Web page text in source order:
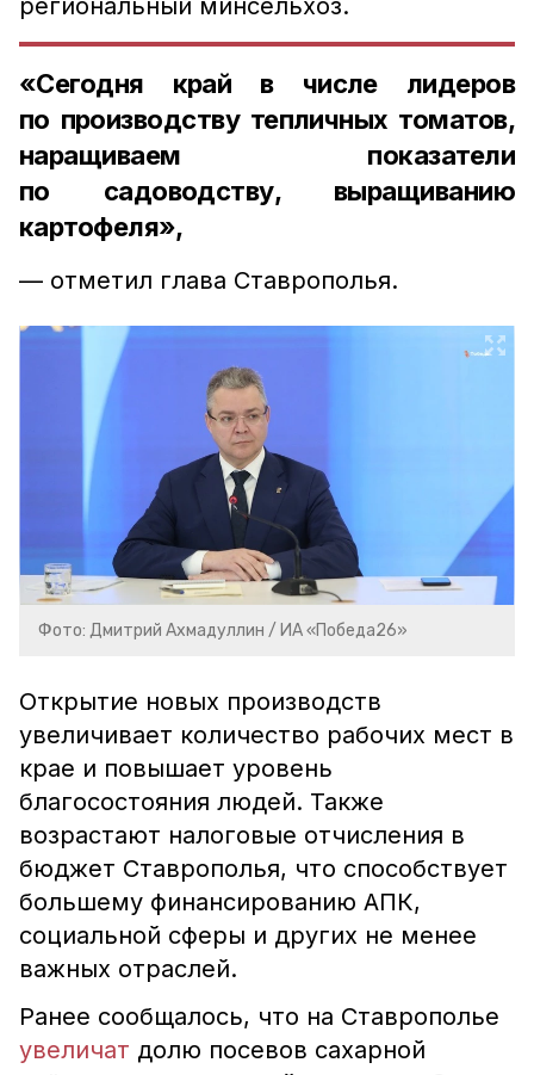
региональный минсельхоз.
«Сегодня край в числе лидеров
по производству тепличных томатов,
наращиваем показатели
по садоводству, выращиванию
картофеля»,
— отметил глава Ставрополья.
Фото: Дмитрий Ахмадуллин / ИА «Победа26»
Открытие новых производств
увеличивает количество рабочих мест в
крае и повышает уровень
благосостояния людей. Также
возрастают налоговые отчисления в
бюджет Ставрополья, что способствует
большему финансированию АПК,
социальной сферы и других не менее
важных отраслей.
Ранее сообщалось, что на Ставрополье
увеличат долю посевов сахарной